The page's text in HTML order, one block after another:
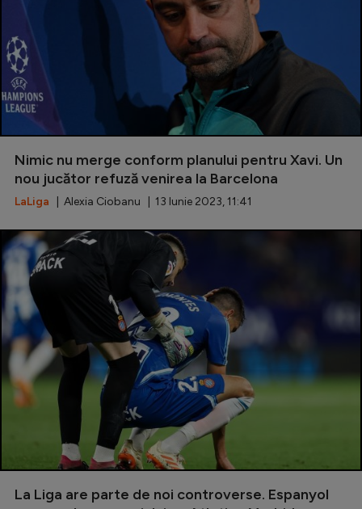
Nimic nu merge conform planului pentru Xavi. Un
nou jucător refuză venirea la Barcelona
LaLiga | Alexia Ciobanu | 13 Iunie 2023, 11:41
La Liga are parte de noi controverse. Espanyol